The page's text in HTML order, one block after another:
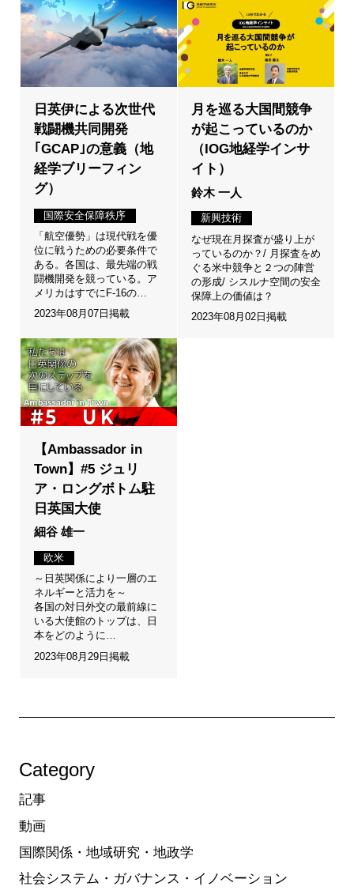
日英伊による次世代
戦闘機共同開発
｢GCAP｣の意義（地
経学ブリーフィン
グ）
国際安全保障秩序
「航空優勢」は現代戦を優
位に戦うための必要条件で
ある。各国は、最先端の戦
闘機開発を競っている。ア
メリカはすでにF-16の…
2023年08月07日掲載
月を巡る大国間競争
が起こっているのか
（IOG地経学インサ
イト）
鈴木 一人
新興技術
なぜ現在月探査が盛り上が
っているのか？/ 月探査をめ
ぐる米中競争と２つの陣営
の形成/ シスルナ空間の安全
保障上の価値は？
2023年08月02日掲載
【Ambassador in
Town】#5 ジュリ
ア・ロングボトム駐
日英国大使
細谷 雄一
欧米
～日英関係により一層のエ
ネルギーと活力を～
各国の対日外交の最前線に
いる大使館のトップは、日
本をどのように…
2023年08月29日掲載
Category
記事
動画
国際関係・地域研究・地政学
社会システム・ガバナンス・イノベーション